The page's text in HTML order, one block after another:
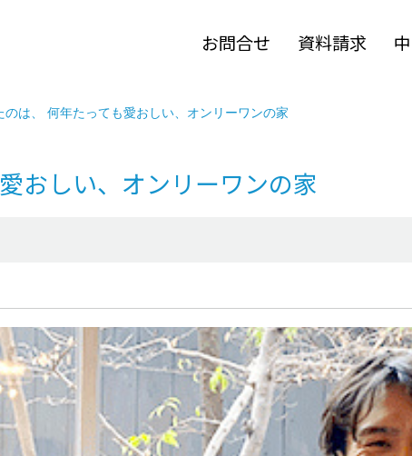
お問合せ 資料請求
のは、 何年たっても愛おしい、オンリーワンの家
おしい、オンリーワンの家